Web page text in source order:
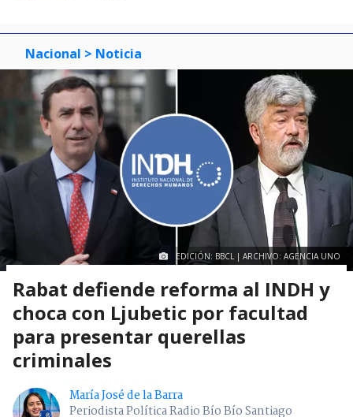
Nacional > Noticia
EDICIÓN: BBCL | ARCHIVO: AGENCIA UNO
Rabat defiende reforma al INDH y
choca con Ljubetic por facultad
para presentar querellas
criminales
María José de la Barra
Periodista Política Radio Bío Bío Santiago